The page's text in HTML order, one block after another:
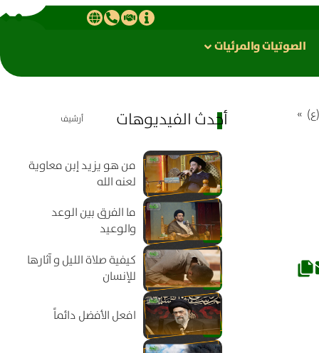
الصوتیات والمرئیات
» أحدث الفيديوهات أرشيف
من هو يزيد إبن معاوية
لعنه الله
ما الفرق بين الوعد
والوعيد
كيفية صلاة الليل و آثارها
للإنسان
افعل الأفضل دائماً